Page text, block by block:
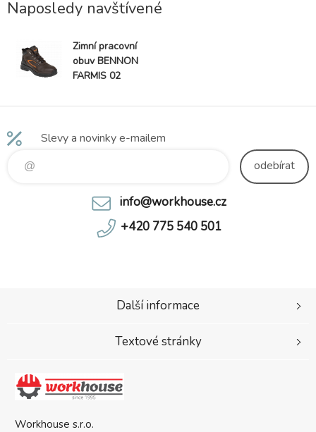
Naposledy navštívené
Zimní pracovní
obuv BENNON
FARMIS 02
Slevy a novinky e-mailem
odebírat
info@workhouse.cz
+420 775 540 501
Workhouse s.r.o.
Další informace
Textové stránky